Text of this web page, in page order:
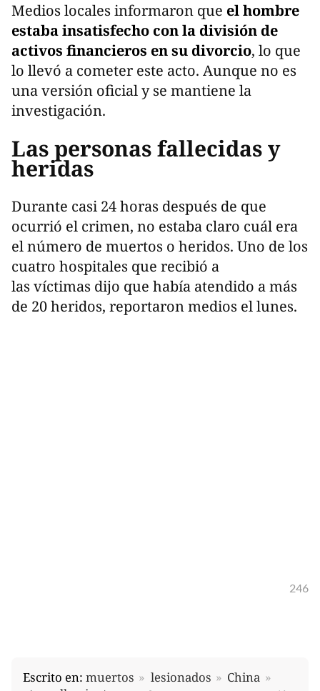
Medios locales informaron que el hombre
estaba insatisfecho con la división de
activos financieros en su divorcio, lo que
lo llevó a cometer este acto. Aunque no es
una versión oficial y se mantiene la
investigación.
Las personas fallecidas y
heridas
Durante casi 24 horas después de que
ocurrió el crimen, no estaba claro cuál era
el número de muertos o heridos. Uno de los
cuatro hospitales que recibió a
las víctimas dijo que había atendido a más
de 20 heridos, reportaron medios el lunes.
246
Escrito en: muertos lesionados
China